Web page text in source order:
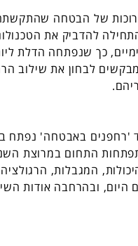
של הבטחה
להדביק את
כך שנפתחה הדלת
לבחון את שילוב
'רחפנים באבטחה' נפתח
התחום במרוצת
המגבלות,
היום, ובהרחבה אודות